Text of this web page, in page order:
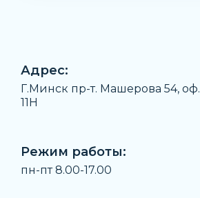
Адрес:
Г.Минск пр-т. Машерова 54, оф.
11H
Режим работы:
пн-пт 8.00-17.00